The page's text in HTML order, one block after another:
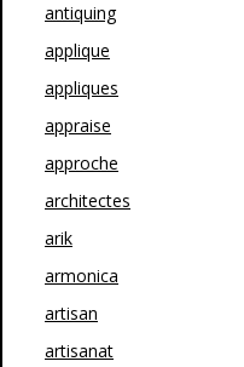
antiquing
applique
appliques
appraise
approche
architectes
arik
armonica
artisan
artisanat